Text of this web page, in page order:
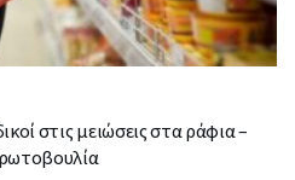
στις μειώσεις στα ράφια –